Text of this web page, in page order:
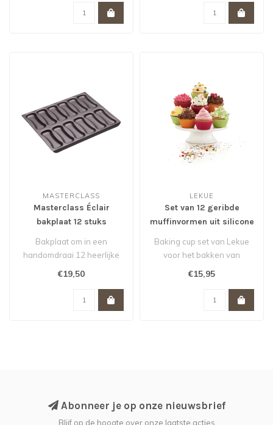
MASTERCLASS
Masterclass Éclair
bakplaat 12 stuks
Bakplaat om in een
handomdraai 12 heerlijke
éclairs te maken. Alleen
€19,50
LEKUE
Set van 12 geribde
muffinvormen uit silicone
7cm H 3.5cm
Baking cup set van Lekue
voor het bakken van
cupcakes, muffins en
€15,95
Abonneer je op onze nieuwsbrief
Blijf op de hoogte over onze laatste acties